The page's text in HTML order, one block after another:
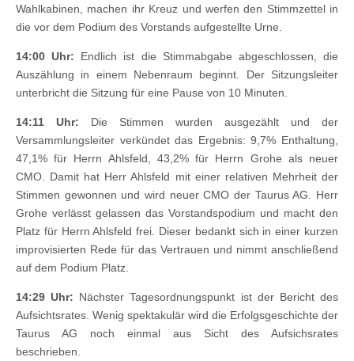
Wahlkabinen, machen ihr Kreuz und werfen den Stimmzettel in
die vor dem Podium des Vorstands aufgestellte Urne.
14:00 Uhr: Endlich ist die Stimmabgabe abgeschlossen, die
Auszählung in einem Nebenraum beginnt. Der Sitzungsleiter
unterbricht die Sitzung für eine Pause von 10 Minuten.
14:11 Uhr: Die Stimmen wurden ausgezählt und der
Versammlungsleiter verkündet das Ergebnis: 9,7% Enthaltung,
47,1% für Herrn Ahlsfeld, 43,2% für Herrn Grohe als neuer
CMO. Damit hat Herr Ahlsfeld mit einer relativen Mehrheit der
Stimmen gewonnen und wird neuer CMO der Taurus AG. Herr
Grohe verlässt gelassen das Vorstandspodium und macht den
Platz für Herrn Ahlsfeld frei. Dieser bedankt sich in einer kurzen
improvisierten Rede für das Vertrauen und nimmt anschließend
auf dem Podium Platz.
14:29 Uhr: Nächster Tagesordnungspunkt ist der Bericht des
Aufsichtsrates. Wenig spektakulär wird die Erfolgsgeschichte der
Taurus AG noch einmal aus Sicht des Aufsichsrates
beschrieben.